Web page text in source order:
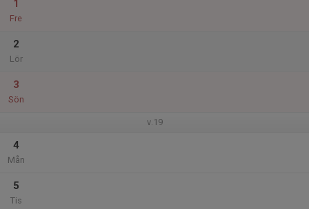
1
Fre
2
Lör
3
Sön
v.19
4
Mån
5
Tis